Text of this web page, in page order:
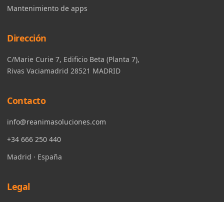
Mantenimiento de apps
Dirección
C/Marie Curie 7, Edificio Beta (Planta 7),
Rivas Vaciamadrid 28521 MADRID
Contacto
info@reanimasoluciones.com
+34 666 250 440
Madrid · España
Legal